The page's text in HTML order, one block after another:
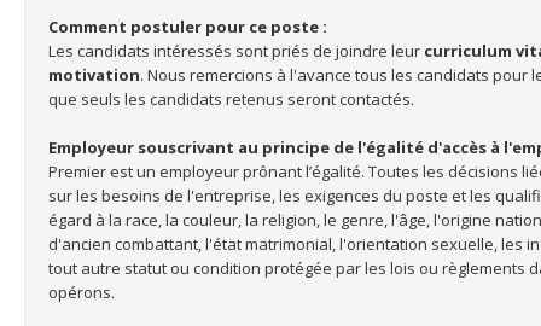
Comment postuler pour ce poste :
Les candidats intéressés sont priés de joindre leur curriculum
motivation. Nous remercions à l'avance tous les candidats pour
que seuls les candidats retenus seront contactés.
Employeur souscrivant au principe de l'égalité d'accès à
Premier est un employeur prônant l’égalité. Toutes les décisions
sur les besoins de l'entreprise, les exigences du poste et les
égard à la race, la couleur, la religion, le genre, l'âge, l'origine
d'ancien combattant, l'état matrimonial, l'orientation sexuelle, les
tout autre statut ou condition protégée par les lois ou règlements
opérons.